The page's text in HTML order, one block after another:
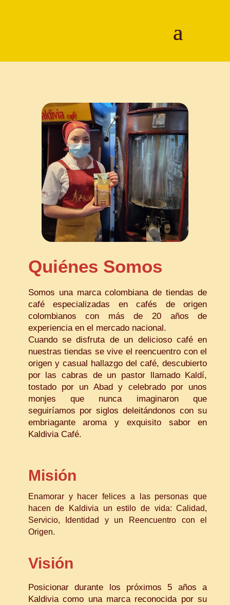
Quiénes Somos
Somos una marca colombiana de tiendas de
café especializadas en cafés de origen
colombianos con más de 20 años de
experiencia en el mercado nacional.
Cuando se disfruta de un delicioso café en
nuestras tiendas se vive el reencuentro con el
origen y casual hallazgo del café, descubierto
por las cabras de un pastor llamado Kaldí,
tostado por un Abad y celebrado por unos
monjes que nunca imaginaron que
seguiríamos por siglos deleitándonos con su
embriagante aroma y exquisito sabor en
Kaldivia Café.
Misión
Enamorar y hacer felices a las personas que
hacen de Kaldivia un estilo de vida: Calidad,
Servicio, Identidad y un Reencuentro con el
Origen.
Visión
Posicionar durante los próximos 5 años a
Kaldivia como una marca reconocida por su